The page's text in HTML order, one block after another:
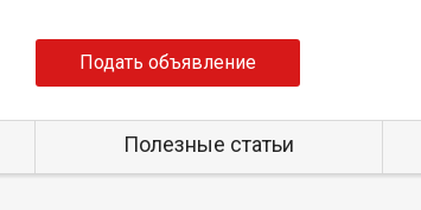
Подать объявление
Полезные статьи